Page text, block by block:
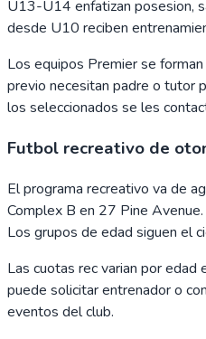
U13-U14 enfatizan posesion,
desde U10 reciben
Los equipos Premier se
previo necesitan padre o tutor
los seleccionados se les
Futbol recreativo de
El programa recreativo va de
Complex B en 27 Pine
Los grupos de edad siguen el
Las cuotas rec varian por
puede solicitar entrenador o
eventos del club.